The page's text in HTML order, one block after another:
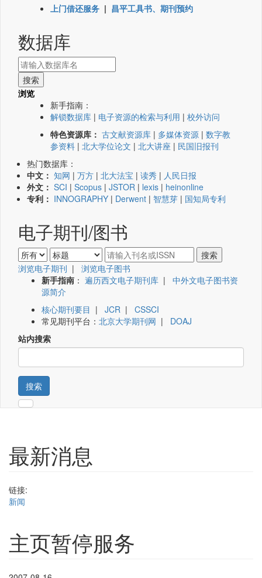
上门借还服务 | 昌平工具书、期刊预约
数据库
浏览
新手指南：
解锁数据库 | 电子资源的检索与利用 | 校外访问
特色资源库： 古文献资源库 | 多媒体资源 | 数字教
参资料 | 北大学位论文 | 北大讲座 | 民国旧报刊
热门数据库：
中文： 知网 | 万方 | 北大法宝 | 读秀 | 人民日报
外文： SCI | Scopus | JSTOR | lexis | heinonline
专利： INNOGRAPHY | Derwent | 智慧芽 | 国知局专利
电子期刊/图书
浏览电子期刊 | 浏览电子图书
新手指南 ： 遍历西文电子期刊库 | 中外文电子图书资
源简介
核心期刊要目 | JCR | CSSCI
常见期刊平台： 北京大学期刊网 | DOAJ
站内搜索
搜索
最新消息
链接:
新闻
主页暂停服务